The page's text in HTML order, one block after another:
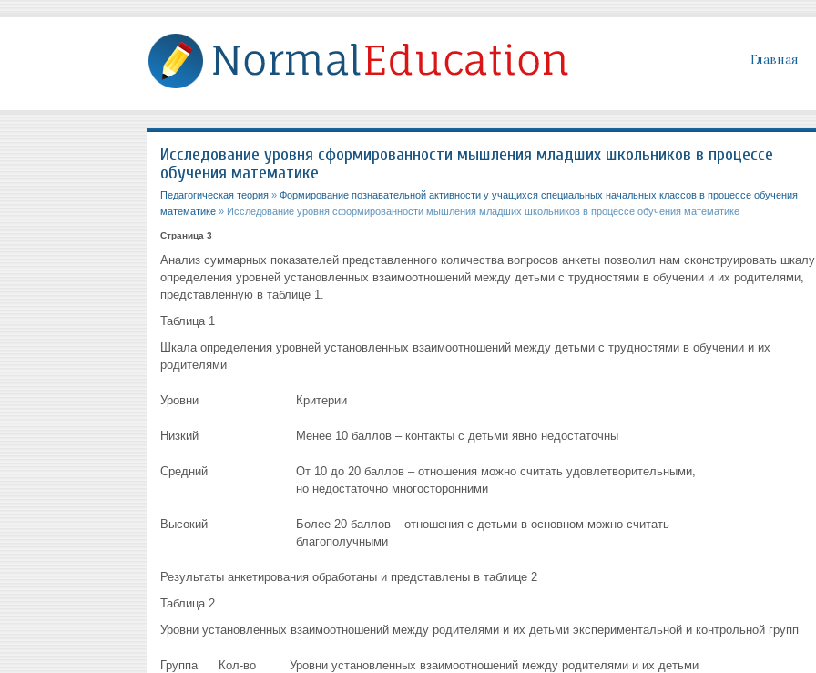
Главная
Исследование уровня сформированности мышления младших школьников в процессе
обучения математике
Педагогическая теория» Формирование познавательной активности у учащихся специальных начальных классов в процессе обучения
математике» Исследование уровня сформированности мышления младших школьников в процессе обучения математике
Страница 3
Анализ суммарных показателей представленного количества вопросов анкеты позволил нам сконструировать шкалу
определения уровней установленных взаимоотношений между детьми с трудностями в обучении и их родителями,
представленную в таблице 1.
Таблица 1
Шкала определения уровней установленных взаимоотношений между детьми с трудностями в обучении и их
родителями
Уровни Критерии
Низкий Менее 10 баллов – контакты с детьми явно недостаточны
Средний
От 10 до 20 баллов – отношения можно считать удовлетворительными,
но недостаточно многосторонними
Высокий
Более 20 баллов – отношения с детьми в основном можно считать
благополучными
Результаты анкетирования обработаны и представлены в таблице 2
Таблица 2
Уровни установленных взаимоотношений между родителями и их детьми экспериментальной и контрольной групп
Группа
Кол-во
Уровни установленных взаимоотношений между родителями и их детьми